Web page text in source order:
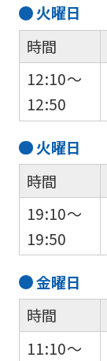
火曜日
時間
12:10～
12:50
火曜日
時間
19:10～
19:50
金曜日
時間
11:10～